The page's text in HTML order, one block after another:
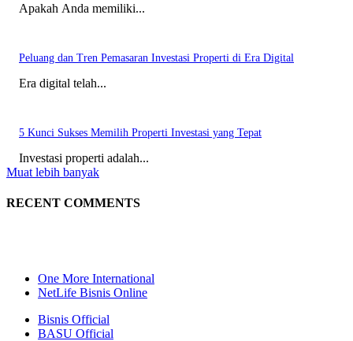
Apakah Anda memiliki...
Peluang dan Tren Pemasaran Investasi Properti di Era Digital
Era digital telah...
5 Kunci Sukses Memilih Properti Investasi yang Tepat
Investasi properti adalah...
Muat lebih banyak
RECENT COMMENTS
One More International
NetLife Bisnis Online
Bisnis Official
BASU Official